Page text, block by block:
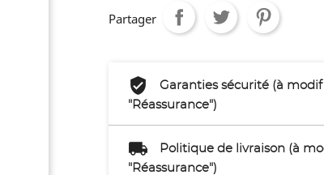
Partager
Garanties sécurité (à
"Réassurance")
Politique de livraison (à
"Réassurance")